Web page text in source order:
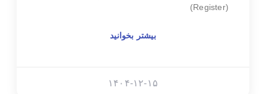
(Register)
بیشتر بخوانید
۱۴۰۴-۱۲-۱۵